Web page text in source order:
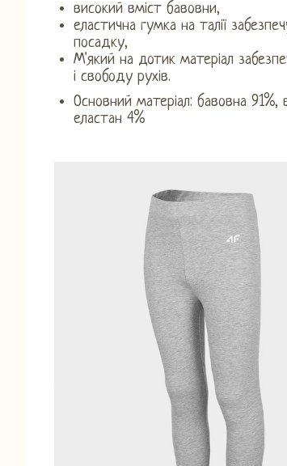
високий вміст бавовни,
еластична гумка на талії
посадку,
М'який на дотик матеріал
і свободу рухів.
Основний матеріал: бавовна 91%,
еластан 4%